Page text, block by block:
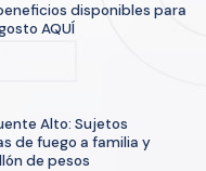
disponibles para
AQUÍ
Alto: Sujetos
de fuego a familia y
de pesos